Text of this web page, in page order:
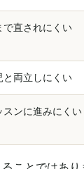
で直されにくい
と両立しにくい
スンに進みにくい